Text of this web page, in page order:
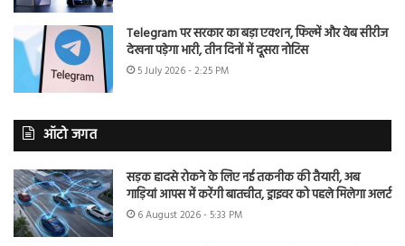
Telegram पर सरकार का बड़ा एक्शन, फिल्में और वेब सीरीज
देखना पड़ेगा भारी, तीन दिनों में दूसरा नोटिस
5 July 2026 - 2:25 PM
ऑटो जगत
सड़क हादसे रोकने के लिए नई तकनीक की तैयारी, अब
गाड़ियां आपस में करेंगी बातचीत, ड्राइवर को पहले मिलेगा अलर्ट
6 August 2026 - 5:33 PM